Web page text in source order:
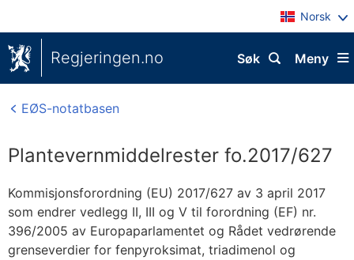
Norsk
Regjeringen.no Meny
Søk
EØS-notatbasen
Plantevernmiddelrester fo.2017/627
Kommisjonsforordning (EU) 2017/627 av 3 april 2017
som endrer vedlegg II, III og V til forordning (EF) nr.
396/2005 av Europaparlamentet og Rådet vedrørende
grenseverdier for fenpyroksimat, triadimenol og